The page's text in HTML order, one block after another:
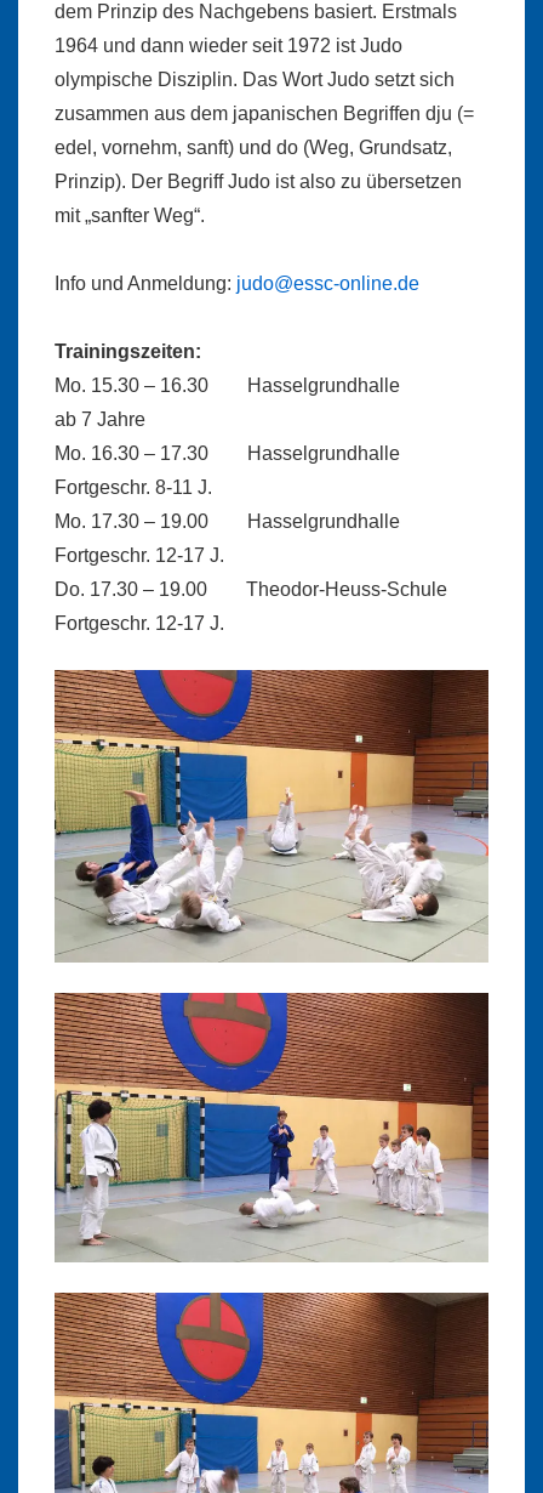
dem Prinzip des Nachgebens basiert. Erstmals
1964 und dann wieder seit 1972 ist Judo
olympische Disziplin. Das Wort Judo setzt sich
zusammen aus dem japanischen Begriffen dju (=
edel, vornehm, sanft) und do (Weg, Grundsatz,
Prinzip). Der Begriff Judo ist also zu übersetzen
mit „sanfter Weg“.
Info und Anmeldung: judo@essc-online.de
Trainingszeiten:
Mo. 15.30 – 16.30 Hasselgrundhalle
ab 7 Jahre
Mo. 16.30 – 17.30 Hasselgrundhalle
Fortgeschr. 8-11 J.
Mo. 17.30 – 19.00 Hasselgrundhalle
Fortgeschr. 12-17 J.
Do. 17.30 – 19.00 Theodor-Heuss-Schule
Fortgeschr. 12-17 J.